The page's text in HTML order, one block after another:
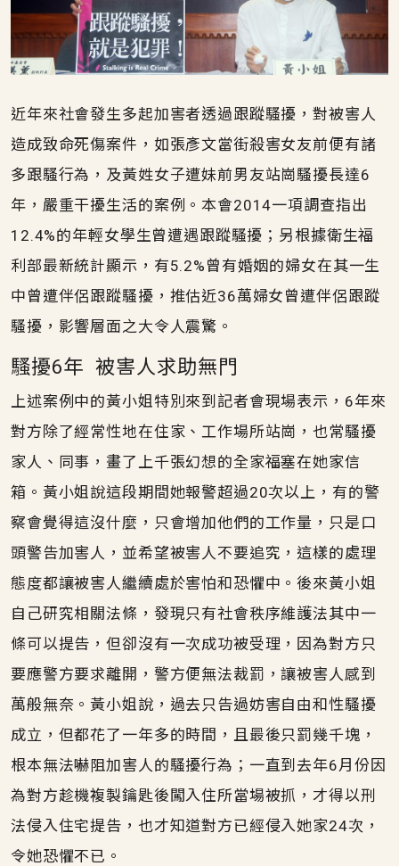
近年來社會發生多起加害者透過跟蹤騷擾，對被害人
造成致命死傷案件，如張彥文當街殺害女友前便有諸
多跟騷行為，及黃姓女子遭妹前男友站崗騷擾長達6
年，嚴重干擾生活的案例。本會2014一項調查指出
12.4%的年輕女學生曾遭遇跟蹤騷擾；另根據衛生福
利部最新統計顯示，有5.2%曾有婚姻的婦女在其一生
中曾遭伴侶跟蹤騷擾，推估近36萬婦女曾遭伴侶跟蹤
騷擾，影響層面之大令人震驚。
騷擾6年 被害人求助無門
上述案例中的黃小姐特別來到記者會現場表示，6年來
對方除了經常性地在住家、工作場所站崗，也常騷擾
家人、同事，畫了上千張幻想的全家福塞在她家信
箱。黃小姐說這段期間她報警超過20次以上，有的警
察會覺得這沒什麼，只會增加他們的工作量，只是口
頭警告加害人，並希望被害人不要追究，這樣的處理
態度都讓被害人繼續處於害怕和恐懼中。後來黃小姐
自己研究相關法條，發現只有社會秩序維護法其中一
條可以提告，但卻沒有一次成功被受理，因為對方只
要應警方要求離開，警方便無法裁罰，讓被害人感到
萬般無奈。黃小姐說，過去只告過妨害自由和性騷擾
成立，但都花了一年多的時間，且最後只罰幾千塊，
根本無法嚇阻加害人的騷擾行為；一直到去年6月份因
為對方趁機複製鑰匙後闖入住所當場被抓，才得以刑
法侵入住宅提告，也才知道對方已經侵入她家24次，
令她恐懼不已。